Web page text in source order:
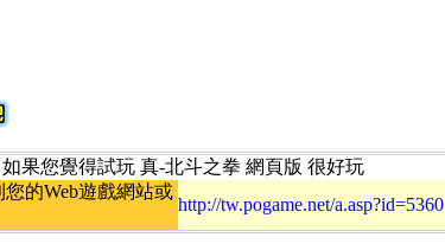
如果您覺得試玩 真-北斗之拳 網頁版 很好玩
的Web遊戲網站或
http://tw.pogame.net/a.asp?id=5360